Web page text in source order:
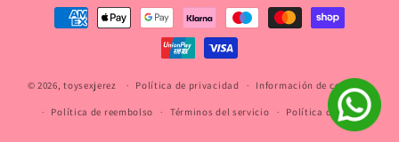
Formas
© 2026,toysexjerez Política de privacidad Información de contacto
Política de reembolso Términos del servicio Política de envío